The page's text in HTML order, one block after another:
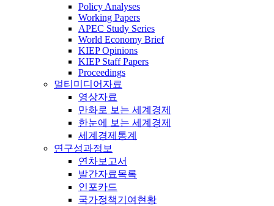
Policy Analyses
Working Papers
APEC Study Series
World Economy Brief
KIEP Opinions
KIEP Staff Papers
Proceedings
멀티미디어자료
영상자료
만화로 보는 세계경제
한눈에 보는 세계경제
세계경제통계
연구성과정보
연차보고서
발간자료목록
인포카드
국가정책기여현황